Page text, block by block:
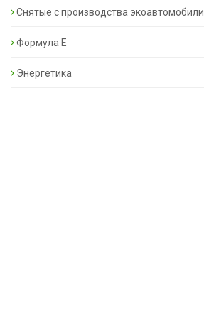
Снятые с производства экоавтомобили
Формула Е
Энергетика